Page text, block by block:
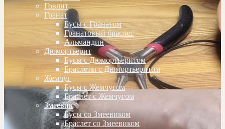
Говлит
Гранат
Бусы с Гранатом
Гранатовый браслет
Альмандин
Дюмортьерит
Бусы с Дюмортьеритом
Браслеты с Дюмортьеритом
Жемчуг
Бусы с Жемчугом
Браслет с Жемчугом
Змеевик
Бусы со Змеевиком
Браслет со Змеевиком